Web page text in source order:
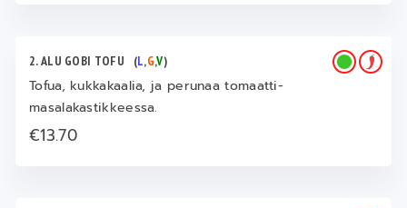
2. ALU GOBI TOFU (L,G,V)
Tofua, kukkakaalia, ja perunaa tomaatti-
masalakastikkeessa.
€13.70